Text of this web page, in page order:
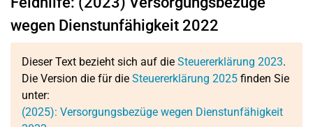
wegen Dienstunfähigkeit 2022
Dieser Text bezieht sich auf die Steuererklärung 2023.
Die Version die für die Steuererklärung 2025 finden Sie
unter:
(2025): Versorgungsbezüge wegen Dienstunfähigkeit